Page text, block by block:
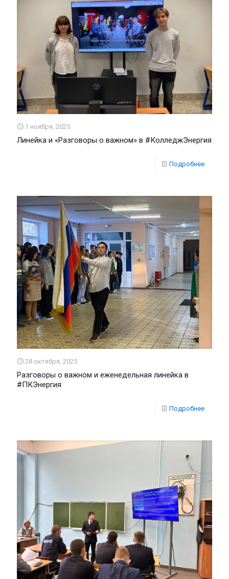
1 ноября, 2025
Линейка и «Разговоры о важном» в #КолледжЭнергия
Подробнее
28 октября, 2025
Разговоры о важном и еженедельная линейка в
#ПКЭнергия
Подробнее